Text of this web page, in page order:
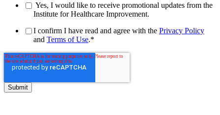
Yes, I would like to receive promotional updates from the
Institute for Healthcare Improvement.
I confirm I have read and agree with the Privacy Policy
and Terms of Use.*